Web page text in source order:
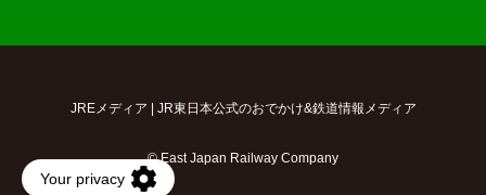
JREメディア | JR東日本公式のおでかけ&鉄道情報メディア
© East Japan Railway Company